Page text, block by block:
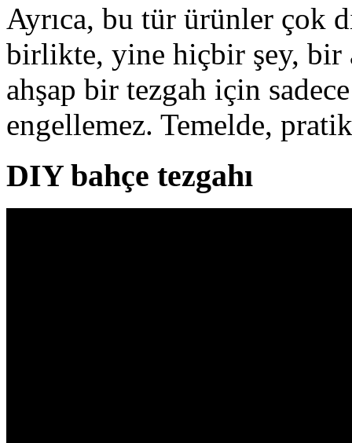
Ayrıca, bu tür ürünler çok
birlikte, yine hiçbir şey, bir
ahşap bir tezgah için
engellemez. Temelde,
DIY bahçe tezgahı